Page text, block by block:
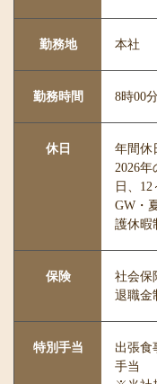
勤務地 本社
勤務時間 8時00
休日
年間休
2026
日、
GW・
護休暇
保険
社会保
退職金
特別手当
出張食
手当